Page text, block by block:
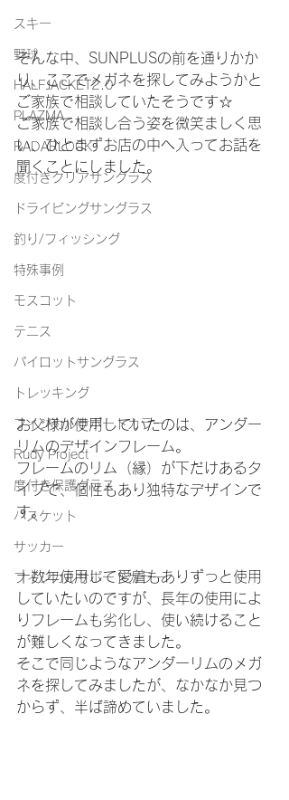
スキー
野球
HALFJACKET2.0
PLAZMA
RADARLOCK
度付きクリアサングラス
ドライビングサングラス
釣り/フィッシング
特殊事例
モスコット
テニス
パイロットサングラス
トレッキング
フィジカルサポートカラー
Rudy Project
度付き保護グラス
バスケット
サッカー
フィジカルサポートカラー
そんな中、SUNPLUSの前を通りかか
り、ここでメガネを探してみようかと
ご家族で相談していたそうです☆
ご家族で相談し合う姿を微笑ましく思
い、ひとまずお店の中へ入ってお話を
聞くことにしました。
お父様が使用していたのは、アンダー
リムのデザインフレーム。
フレームのリム（縁）が下だけあるタ
イプで、個性もあり独特なデザインで
す。
十数年使用して愛着もありずっと使用
していたいのですが、長年の使用によ
りフレームも劣化し、使い続けること
が難しくなってきました。
そこで同じようなアンダーリムのメガ
ネを探してみましたが、なかなか見つ
からず、半ば諦めていました。